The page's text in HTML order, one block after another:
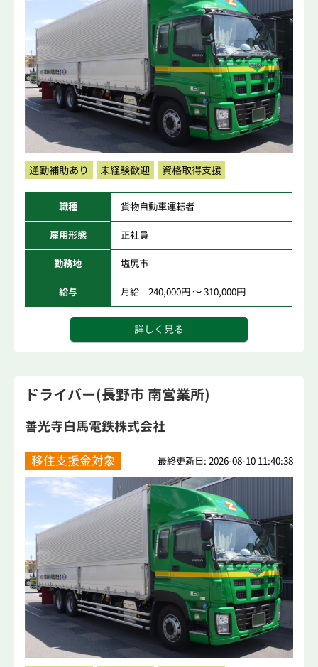
通勤補助あり 未経験歓迎 資格取得支援
職種 貨物自動車運転者
雇用形態 正社員
勤務地 塩尻市
給与 月給 240,000円 ～ 310,000円
詳しく見る
ドライバー(長野市 南営業所)
善光寺白馬電鉄株式会社
移住支援金対象 最終更新日: 2026-08-10 11:40:38